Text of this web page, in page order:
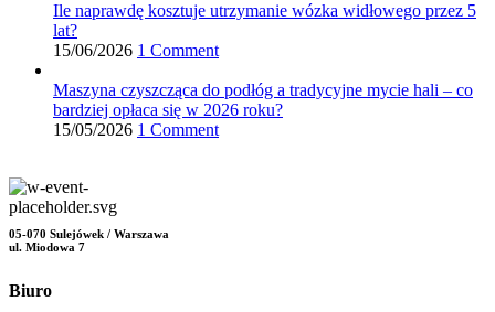
Ile naprawdę kosztuje utrzymanie wózka widłowego przez 5
lat?
15/06/2026 1 Comment
Maszyna czyszcząca do podłóg a tradycyjne mycie hali – co
bardziej opłaca się w 2026 roku?
15/05/2026 1 Comment
05-070 Sulejówek / Warszawa
ul. Miodowa 7
Biuro